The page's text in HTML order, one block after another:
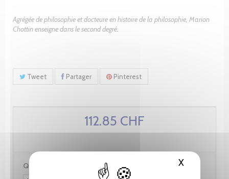
XMasquer
Agrégée de philosophie et docteure en histoire de la philosophie, Marion
Chottin enseigne dans le second degré.
Tweet Partager Pinterest
112.85 CHF
Quantité :